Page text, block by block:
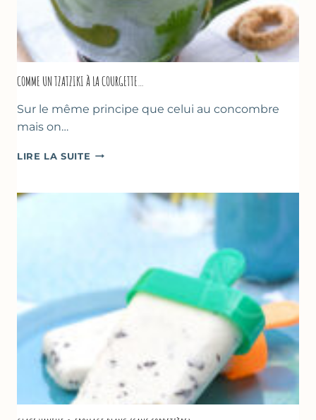
COMME UN TZATZIKI À LA COURGETTE…
Sur le même principe que celui au concombre
mais on…
LIRE LA SUITE COMME
À
COURGETTE…